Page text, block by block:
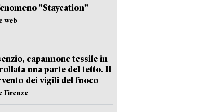
"Staycation"
web
capannone tessile in
una parte del tetto. Il
dei vigili del fuoco
Firenze